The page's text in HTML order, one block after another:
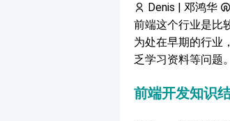
Denis | 邓鸿华
前端这个行业是比
为处在早期的行业
乏学习资料等问题。
前端开发知识